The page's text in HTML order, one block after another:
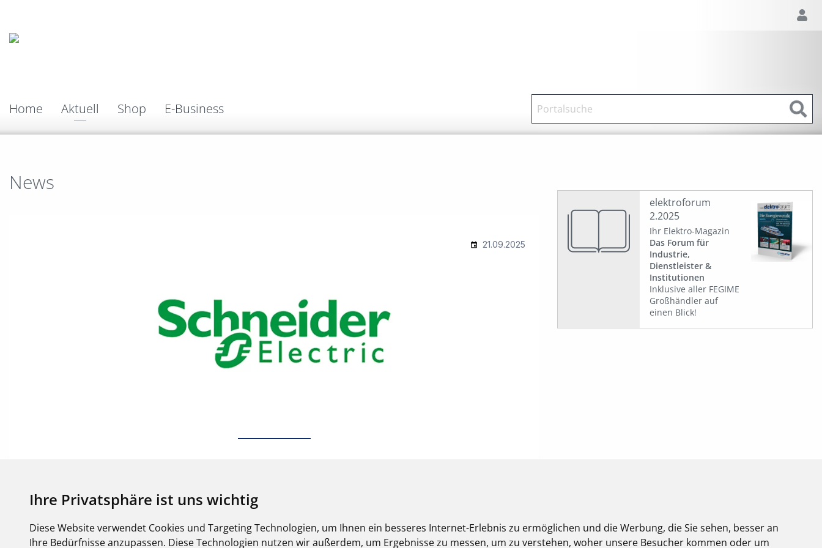
Ihre Privatsphäre ist uns wichtig
Diese Website verwendet Cookies und Targeting Technologien, um Ihnen ein besseres Internet-Erlebnis zu ermöglichen und die Werbung, die Sie sehen, besser an
Ihre Bedürfnisse anzupassen. Diese Technologien nutzen wir außerdem, um Ergebnisse zu messen, um zu verstehen, woher unsere Besucher kommen oder um
Home Aktuell Shop E-Business
News
elektroforum
2.2025
Ihr Elektro-Magazin
Das Forum für
Industrie,
Dienstleister &
Institutionen
Inklusive aller FEGIME
Großhändler auf
einen Blick!